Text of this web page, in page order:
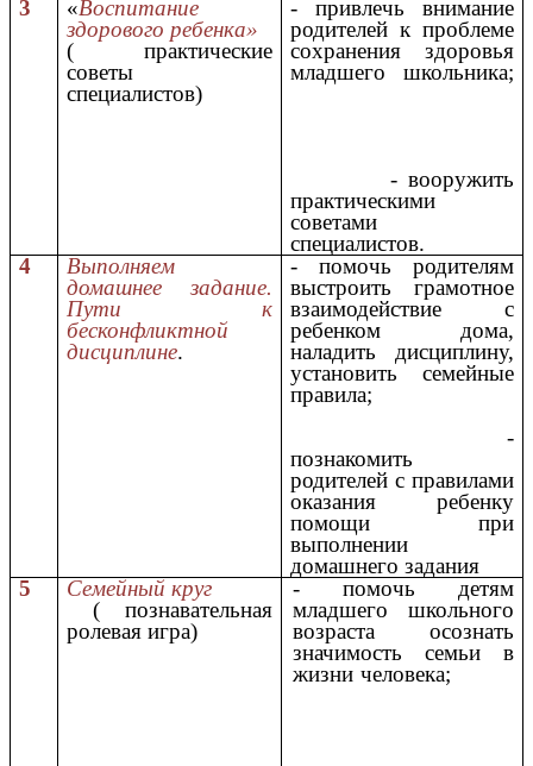
3
«Воспитание
здорового ребенка»
( практические
советы
специалистов)
- привлечь внимание
родителей к проблеме
сохранения здоровья
младшего школьника;
- вооружить
практическими
советами
специалистов.
4
Выполняем
домашнее задание.
Пути к
бесконфликтной
дисциплине.
- помочь родителям
выстроить грамотное
взаимодействие с
ребенком дома,
наладить дисциплину,
установить семейные
правила;
-
познакомить
родителей с правилами
оказания ребенку
помощи при
выполнении
домашнего задания
5
Семейный круг
( познавательная
ролевая игра)
- помочь детям
младшего школьного
возраста осознать
значимость семьи в
жизни человека;